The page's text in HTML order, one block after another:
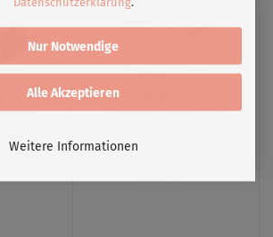
Alle Akzeptieren
Nur Notwendige
Weitere Informationen
print
Diamant-Tanzschuhe